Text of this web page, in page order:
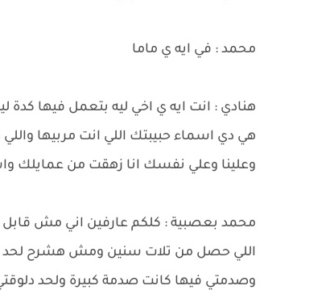
محمد : في ايه ي ماما
هنادي : انت ايه ي اخي ليه بتعمل فيها
هي دي اسماء حبيبتك اللي انت مربيها
وعلينا وعلي نفسك انا زهقت من عمايلك
محمد بعصبية : كلكم عارفين اني مش قابل
اللي حصل من تلات سنين ومش هشرح لحد
وصدمتي فيها كانت صدمة كبيرة ولحد